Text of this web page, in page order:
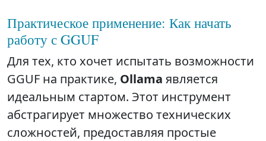
Практическое применение: Как начать
работу с GGUF
Для тех, кто хочет испытать возможности
GGUF на практике, Ollama является
идеальным стартом. Этот инструмент
абстрагирует множество технических
сложностей, предоставляя простые